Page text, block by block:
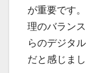
が重要です
理のバラン
らのデジタ
だと感じまし